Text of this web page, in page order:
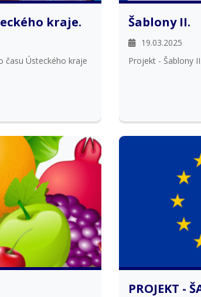
kraje.
času Ústeckého kraje
Šablony II.
19.03.2025
Projekt - Šablony II.
PROJEKT -